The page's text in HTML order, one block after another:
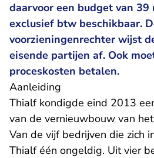
daarvoor een budget van 39
exclusief btw beschikbaar.
voorzieningenrechter wijst
eisende partijen af. Ook
proceskosten betalen.
Aanleiding
Thialf kondigde eind 2013
van de vernieuwbouw van
Van de vijf bedrijven die zich
Thialf één ongeldig. Uit vier